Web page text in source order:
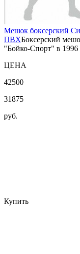
Мешок боксерский
ПВХБоксерский
"Бойко-Спорт" в 1996
ЦЕНА
42500
31875
руб.
Купить